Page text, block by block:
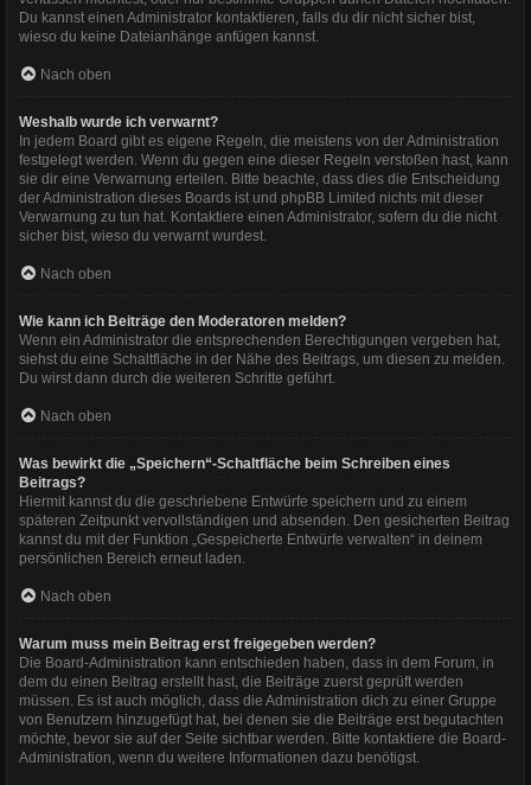
Du kannst einen Administrator kontaktieren, falls du dir nicht sicher bist,
wieso du keine Dateianhänge anfügen kannst.
Nach oben
Weshalb wurde ich verwarnt?
In jedem Board gibt es eigene Regeln, die meistens von der Administration
festgelegt werden. Wenn du gegen eine dieser Regeln verstoßen hast, kann
sie dir eine Verwarnung erteilen. Bitte beachte, dass dies die Entscheidung
der Administration dieses Boards ist und phpBB Limited nichts mit dieser
Verwarnung zu tun hat. Kontaktiere einen Administrator, sofern du die nicht
sicher bist, wieso du verwarnt wurdest.
Nach oben
Wie kann ich Beiträge den Moderatoren melden?
Wenn ein Administrator die entsprechenden Berechtigungen vergeben hat,
siehst du eine Schaltfläche in der Nähe des Beitrags, um diesen zu melden.
Du wirst dann durch die weiteren Schritte geführt.
Nach oben
Was bewirkt die „Speichern“-Schaltfläche beim Schreiben eines
Beitrags?
Hiermit kannst du die geschriebene Entwürfe speichern und zu einem
späteren Zeitpunkt vervollständigen und absenden. Den gesicherten Beitrag
kannst du mit der Funktion „Gespeicherte Entwürfe verwalten“ in deinem
persönlichen Bereich erneut laden.
Nach oben
Warum muss mein Beitrag erst freigegeben werden?
Die Board-Administration kann entschieden haben, dass in dem Forum, in
dem du einen Beitrag erstellt hast, die Beiträge zuerst geprüft werden
müssen. Es ist auch möglich, dass die Administration dich zu einer Gruppe
von Benutzern hinzugefügt hat, bei denen sie die Beiträge erst begutachten
möchte, bevor sie auf der Seite sichtbar werden. Bitte kontaktiere die Board-
Administration, wenn du weitere Informationen dazu benötigst.